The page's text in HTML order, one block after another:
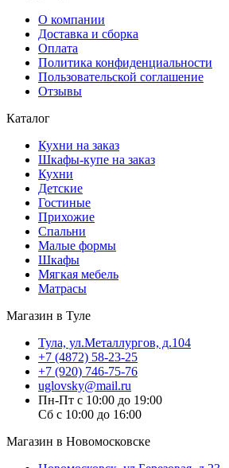
О компании
Доставка и сборка
Оплата
Политика конфиденциальности
Пользовательской соглашение
Отзывы
Каталог
Кухни на заказ
Шкафы-купе на заказ
Кухни
Детские
Гостиные
Прихожие
Спальни
Малые формы
Шкафы
Мягкая мебель
Матрасы
Магазин в Туле
Тула, ул.Металлургов, д.104
+7 (4872) 58-23-25
+7 (920) 746-75-76
uglovsky@mail.ru
Пн-Пт с 10:00 до 19:00
Сб с 10:00 до 16:00
Магазин в Новомосковске